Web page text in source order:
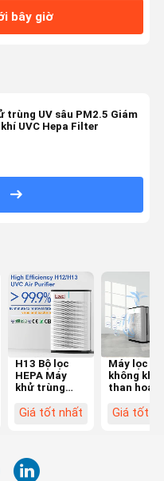
bây giờ
trùng UV sâu PM2.5 Giám
UVC Hepa Filter
H13 Bộ lọc
HEPA Máy
khử trùng
bằng tia UV
phòng
Giá tốt nhất
Máy lọc
không khí
than hoạt
cho gia
Giá tốt